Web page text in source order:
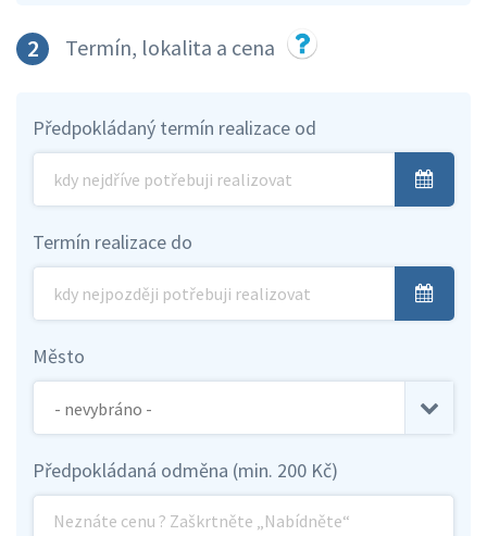
2 Termín, lokalita a cena
Předpokládaný termín realizace od
Termín realizace do
Město
Předpokládaná odměna (min. 200 Kč)